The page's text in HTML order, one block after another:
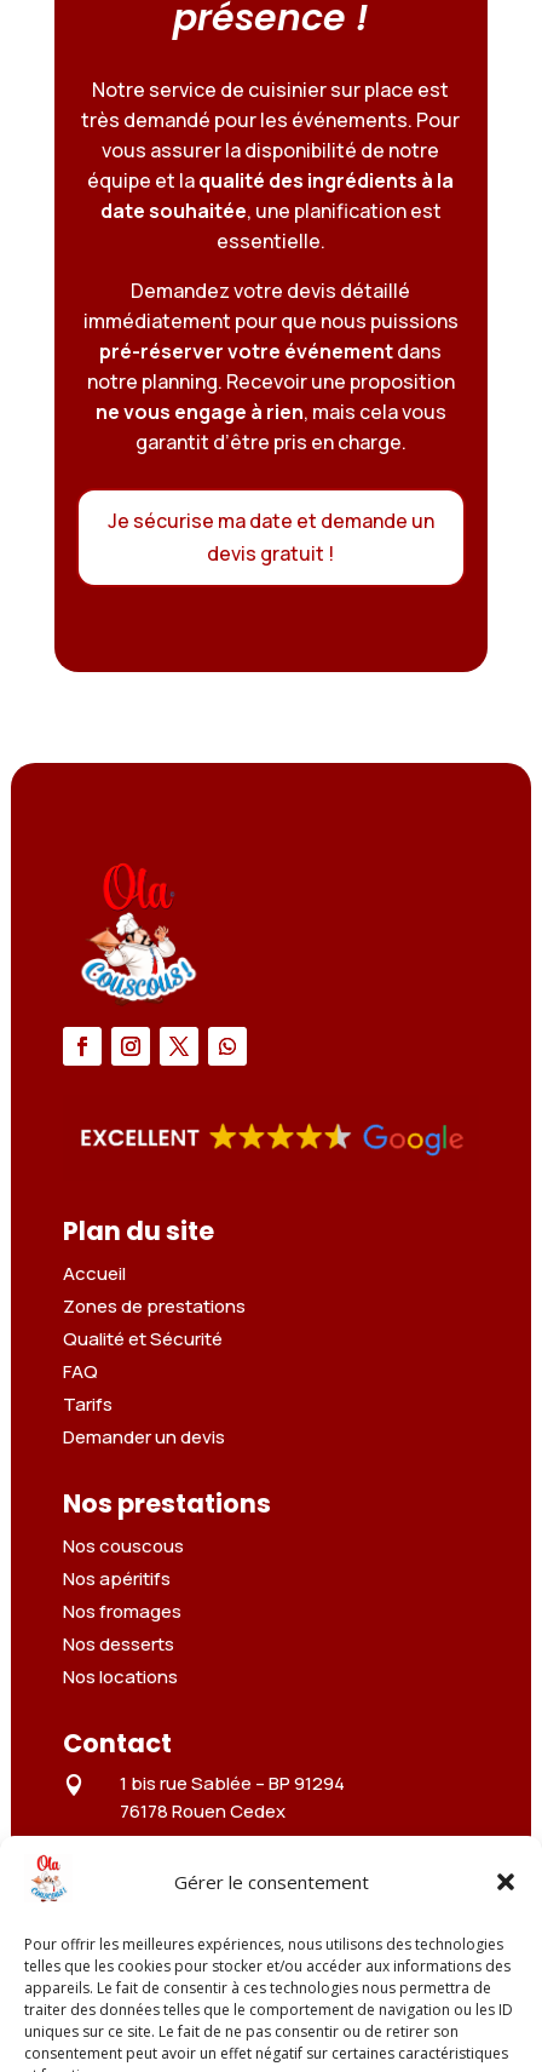
Gérer le consentement
Pour offrir les meilleures expériences, nous utilisons des technologies
telles que les cookies pour stocker et/ou accéder aux informations des
appareils. Le fait de consentir à ces technologies nous permettra de
traiter des données telles que le comportement de navigation ou les ID
uniques sur ce site. Le fait de ne pas consentir ou de retirer son
consentement peut avoir un effet négatif sur certaines caractéristiques
présence !
Notre service de cuisinier sur place est
très demandé pour les événements. Pour
vous assurer la disponibilité de notre
équipe et laqualité des ingrédients à la
date souhaitée, une planification est
essentielle.
Demandez votre devis détaillé
immédiatement pour que nous puissions
pré-réserver votre événementdans
notre planning. Recevoir une proposition
ne vous engage à rien, mais cela vous
garantit d’être pris en charge.
Je sécurise ma date et demande un
devis gratuit !
Plan du site
Accueil
Zones de prestations
Qualité et Sécurité
FAQ
Tarifs
Demander un devis
Nos prestations
Nos couscous
Nos apéritifs
Nos fromages
Nos desserts
Nos locations
Contact
 1 bis rue Sablée –BP 91294
76178 Rouen Cedex
75017 Paris
 contact@olacouscous.fr